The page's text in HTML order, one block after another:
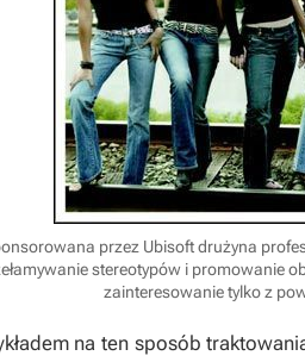
przez Ubisoft drużyna
stereotypów i promowanie
zainteresowanie tylko z
na ten sposób